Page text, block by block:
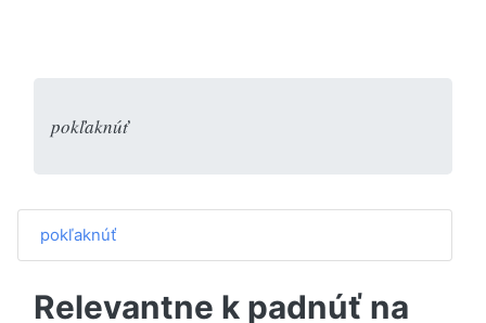
pokľaknúť
pokľaknúť
Relevantne k padnúť na